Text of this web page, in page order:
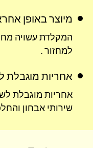
מיוצר באופן
המקלדת עשויה
למחזור.
אחריות מוגבלת
אחריות מוגבלת
שירותי אבחון